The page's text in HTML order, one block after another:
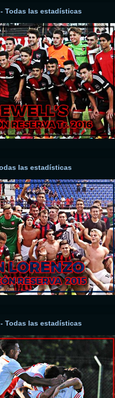
- Todas las estadísticas
las estadísticas
- Todas las estadísticas